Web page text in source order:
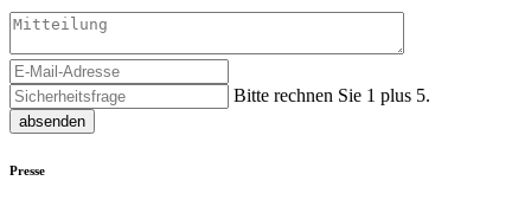
Bitte rechnen Sie 1 plus 5.
absenden
Presse